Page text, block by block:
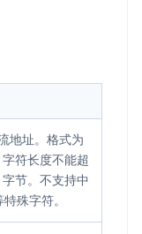
地址。格式为
符长度不能超
节。不支持中
殊字符。